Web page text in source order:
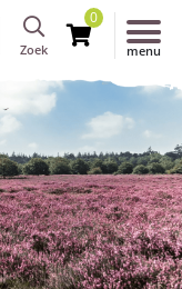
Zoek
0
menu